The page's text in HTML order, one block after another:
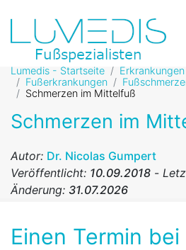
Lumedis - Startseite
Erkrankungen
Fußerkrankungen
Schmerzen im Mittelfuß
Schmerzen im
Autor: Dr. Nicolas Gumpert
Veröffentlicht: 10.09.2018 -
Änderung: 31.07.2026
Einen Termin bei